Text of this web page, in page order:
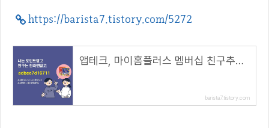
https://barista7.tistory.com/5272
앱테크, 마이홈플러스 멤버십 친구추천(라면쿠폰+할인쿠폰)( 추천코드 : adbee7d16711 )
barista7.tistory.com